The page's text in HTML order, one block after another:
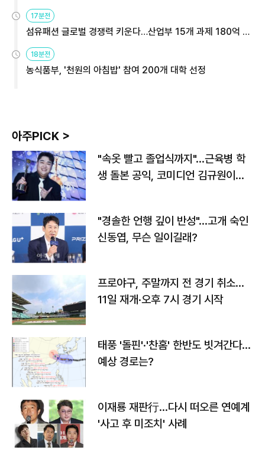
17분전
섬유패션 글로벌 경쟁력 키운다…산업부 15개 과제 180억 지
18분전
농식품부, '천원의 아침밥' 참여 200개 대학 선정
아주PICK >
"속옷 빨고 졸업식까지"…근육병 학
생 돌본 공익, 코미디언 김규원이었
"경솔한 언행 깊이 반성"…고개 숙인
신동엽, 무슨 일이길래?
프로야구, 주말까지 전 경기 취소…
11일 재개·오후 7시 경기 시작
태풍 '돌핀'·'찬홈' 한반도 빗겨간다…
예상 경로는?
이재룡 재판行…다시 떠오른 연예계
'사고 후 미조치' 사례